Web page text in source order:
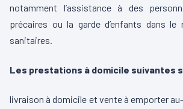
notamment l’assistance à des
précaires ou la garde d’enfants dans le
sanitaires.
Les prestations à domicile suivantes
livraison à domicile et vente à emporter